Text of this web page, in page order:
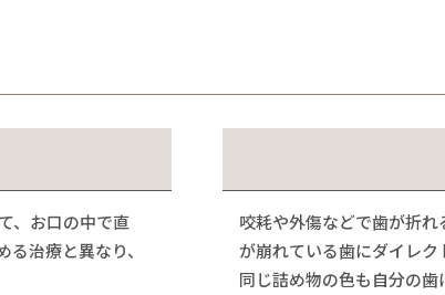
、お口の中で直
治療と異なり、
咬耗や外傷などで歯が折
が崩れている歯にダイレ
同じ詰め物の色も自分の